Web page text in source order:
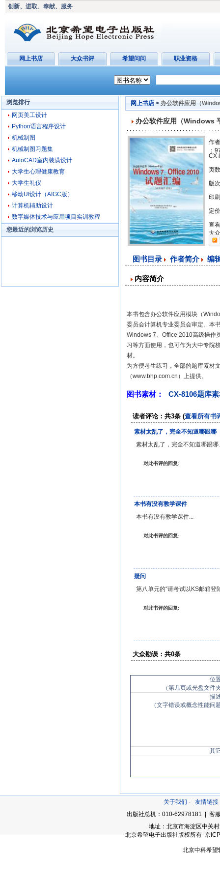
创新、进取、奉献、服务
网上书店 大众书评 希望问问 职业资格
浏览排行
网页美工设计
Python语言程序设计
机械制图
机械制图习题集
AutoCAD室内装潢设计
大学生心理健康教育
大学生礼仪
移动UI设计（AIGC版）
计算机辅助设计
数字媒体技术与应用项目实训教程
您最近的浏览历史
网上书店 > 办公软件应用（
办公软件应用（Windows
作
：
CX
页
版
印
定
查
大
图书目录 作者简介 编
内容简介
本书包含办公软件应用模块（
委员会计算机专业委员会审定。本
Windows 7、Office 2010高级操作
习等方面使用，也可作为大中专院
材。
为方便考生练习，全部的题库素材
（www.bhp.com.cn）上提供。
图书素材： CX-8106题库
读者评论：共3条 (查看所有书
素材太乱了，完全不知道哪跟哪
素材太乱了，完全不知道哪跟哪
对此书评的回复:
本书有没有教学课件
本书有没有教学课件...
对此书评的回复:
疑问
第八单元的“请考试以KS邮箱登
对此书评的回复:
大众勘误：共0条
位
（第几页或光盘文件
描
（文字错误或概念性能问
其
关于我们 - 友情链接
出版社总机：010-62978181 | 客
地址：北京市海淀区中关
北京希望电子出版社版权所有 京
北京中科希望